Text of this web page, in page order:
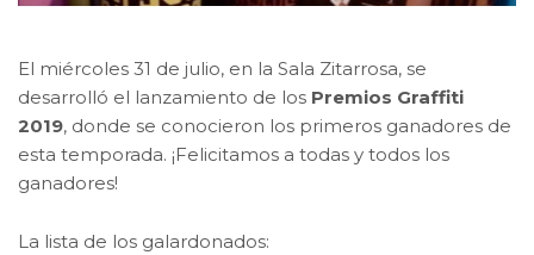
El miércoles 31 de julio, en la Sala Zitarrosa, se
desarrolló el lanzamiento de los Premios Graffiti
2019, donde se conocieron los primeros ganadores de
esta temporada. ¡Felicitamos a todas y todos los
ganadores!
La lista de los galardonados: